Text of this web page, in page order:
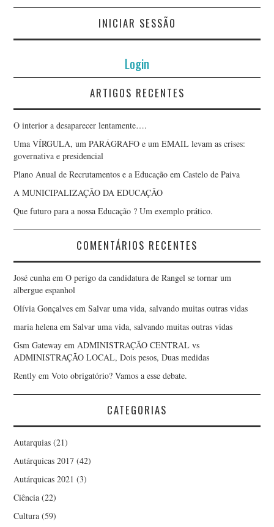
INICIAR SESSÃO
Login
ARTIGOS RECENTES
O interior a desaparecer lentamente….
Uma VÍRGULA, um PARÁGRAFO e um EMAIL levam as crises:
governativa e presidencial
Plano Anual de Recrutamentos e a Educação em Castelo de Paiva
A MUNICIPALIZAÇÃO DA EDUCAÇÃO
Que futuro para a nossa Educação ? Um exemplo prático.
COMENTÁRIOS RECENTES
José cunha emO perigo da candidatura de Rangel se tornar um
albergue espanhol
Olívia Gonçalves emSalvar uma vida, salvando muitas outras vidas
maria helena emSalvar uma vida, salvando muitas outras vidas
Gsm Gateway emADMINISTRAÇÃO CENTRAL vs
ADMINISTRAÇÃO LOCAL, Dois pesos, Duas medidas
Rently emVoto obrigatório? Vamos a esse debate.
CATEGORIAS
Autarquias (21)
Autárquicas 2017 (42)
Autárquicas 2021 (3)
Ciência (22)
Cultura (59)